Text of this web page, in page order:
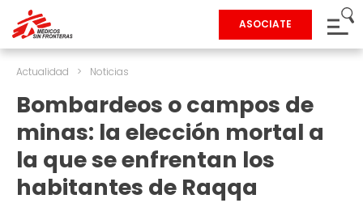
ASOCIATE
Actualidad > Noticias
Bombardeos o campos de
minas: la elección mortal a
la que se enfrentan los
habitantes de Raqqa